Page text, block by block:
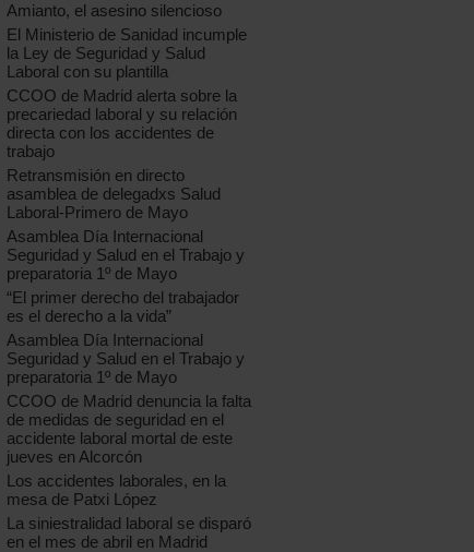
Amianto, el asesino silencioso
El Ministerio de Sanidad incumple
la Ley de Seguridad y Salud
Laboral con su plantilla
CCOO de Madrid alerta sobre la
precariedad laboral y su relación
directa con los accidentes de
trabajo
Retransmisión en directo
asamblea de delegadxs Salud
Laboral-Primero de Mayo
Asamblea Día Internacional
Seguridad y Salud en el Trabajo y
preparatoria 1º de Mayo
“El primer derecho del trabajador
es el derecho a la vida”
Asamblea Día Internacional
Seguridad y Salud en el Trabajo y
preparatoria 1º de Mayo
CCOO de Madrid denuncia la falta
de medidas de seguridad en el
accidente laboral mortal de este
jueves en Alcorcón
Los accidentes laborales, en la
mesa de Patxi López
La siniestralidad laboral se disparó
en el mes de abril en Madrid